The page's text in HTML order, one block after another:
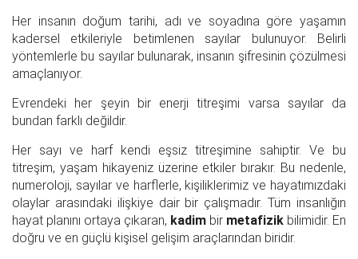
Her insanın doğum tarihi, adı ve soyadına göre yaşamın
kadersel etkileriyle betimlenen sayılar bulunuyor. Belirli
yöntemlerle bu sayılar bulunarak, insanın şifresinin çözülmesi
amaçlanıyor.
Evrendeki her şeyin bir enerji titreşimi varsa sayılar da
bundan farklı değildir.
Her sayı ve harf kendi eşsiz titreşimine sahiptir. Ve bu
titreşim, yaşam hikayeniz üzerine etkiler bırakır. Bu nedenle,
numeroloji, sayılar ve harflerle, kişiliklerimiz ve hayatımızdaki
olaylar arasındaki ilişkiye dair bir çalışmadır. Tüm insanlığın
hayat planını ortaya çıkaran, kadim bir metafizik bilimidir. En
doğru ve en güçlü kişisel gelişim araçlarından biridir.